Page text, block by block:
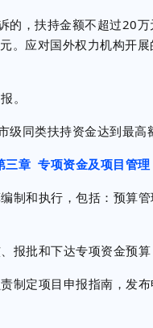
，扶持金额不超过20万
。应对国外权力机构开
。
类扶持资金达到最高
三章 专项资金及项目管理
和执行，包括：预算管
批和下达专项资金预算
定项目申报指南，发